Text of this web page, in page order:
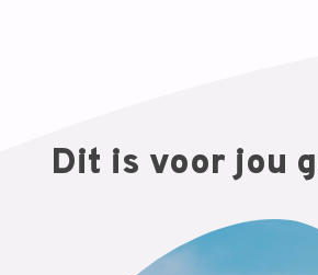
Dit is voor jou